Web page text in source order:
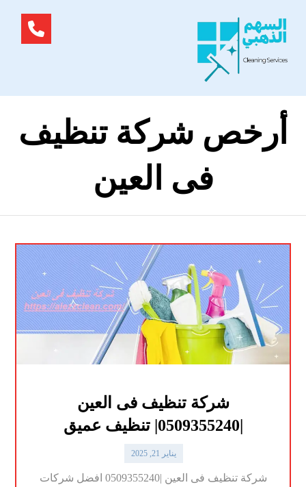
أرخص شركة تنظيف
فى العين
شركة تنظيف فى العين
|0509355240| تنظيف عميق
يناير 21, 2025
شركة تنظيف فى العين |0509355240 افضل شركات